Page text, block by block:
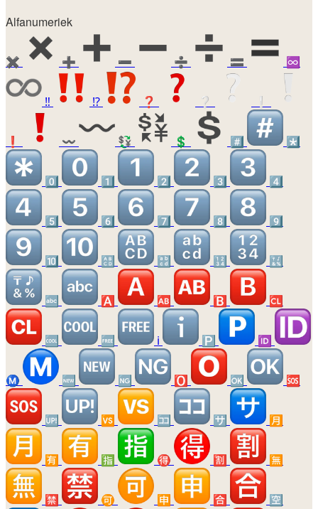
Alfanumeriek
✖️ ➕ ➖ ➗ 🟰 ♾️
‼️ ⁉️ ❓ ❔ ❕
❗ 〰️ 💱 💲 #️⃣ *️⃣
0️⃣ 1️⃣ 2️⃣ 3️⃣ 4️⃣
5️⃣ 6️⃣ 7️⃣ 8️⃣ 9️⃣
🔟 🔠 🔡 🔢 🔣
🔤 🅰️ 🆎 🅱️ 🆑
🆒 🆓 ℹ️ 🅿️ 🆔
Ⓜ️ 🆕 🆖 🅾️ 🆗 🆘
🆙 🆚 🈁 🈂️ 🈷️
🈶 🈯 🉐 🈹 🈚
🈲 🉑 🈸 🈴 🈳